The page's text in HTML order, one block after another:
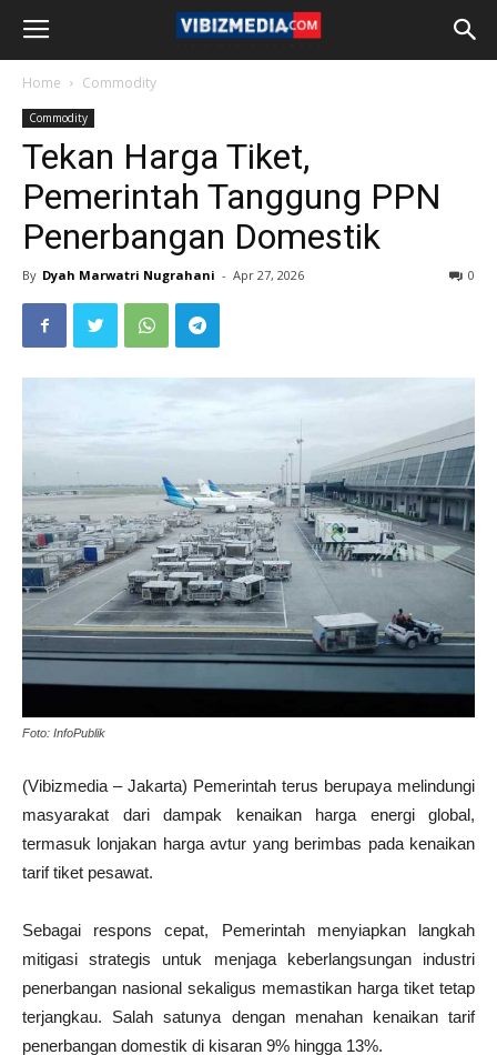
Home Commodity
Commodity
Tekan Harga Tiket,
Pemerintah Tanggung PPN
Penerbangan Domestik
By Dyah Marwatri Nugrahani - Apr 27, 2026 0
Foto: InfoPublik
(Vibizmedia – Jakarta) Pemerintah terus berupaya melindungi
masyarakat dari dampak kenaikan harga energi global,
termasuk lonjakan harga avtur yang berimbas pada kenaikan
tarif tiket pesawat.
Sebagai respons cepat, Pemerintah menyiapkan langkah
mitigasi strategis untuk menjaga keberlangsungan industri
penerbangan nasional sekaligus memastikan harga tiket tetap
terjangkau. Salah satunya dengan menahan kenaikan tarif
penerbangan domestik di kisaran 9% hingga 13%.